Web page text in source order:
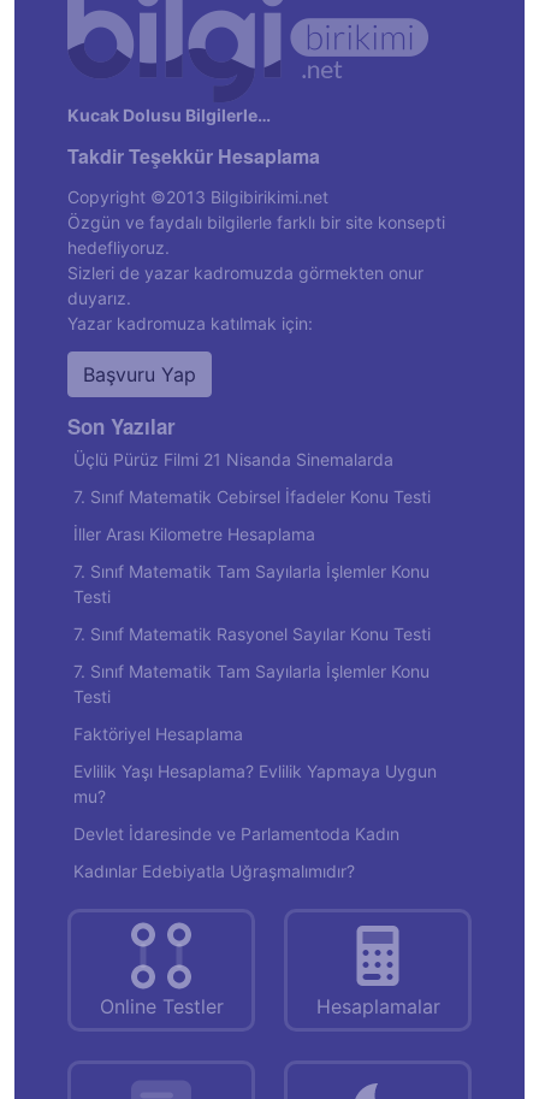
Kucak Dolusu Bilgilerle…
Takdir Teşekkür Hesaplama
Copyright ©2013 Bilgibirikimi.net
Özgün ve faydalı bilgilerle farklı bir site konsepti
hedefliyoruz.
Sizleri de yazar kadromuzda görmekten onur
duyarız.
Yazar kadromuza katılmak için:
Başvuru Yap
Son Yazılar
Üçlü Pürüz Filmi 21 Nisanda Sinemalarda
7. Sınıf Matematik Cebirsel İfadeler Konu Testi
İller Arası Kilometre Hesaplama
7. Sınıf Matematik Tam Sayılarla İşlemler Konu
Testi
7. Sınıf Matematik Rasyonel Sayılar Konu Testi
7. Sınıf Matematik Tam Sayılarla İşlemler Konu
Testi
Faktöriyel Hesaplama
Evlilik Yaşı Hesaplama? Evlilik Yapmaya Uygun
mu?
Devlet İdaresinde ve Parlamentoda Kadın
Kadınlar Edebiyatla Uğraşmalımıdır?
Online Testler Hesaplamalar